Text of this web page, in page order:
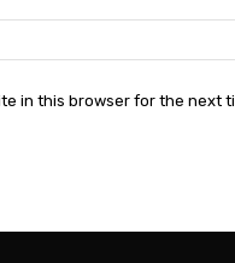
in this browser for the next